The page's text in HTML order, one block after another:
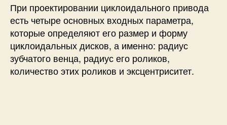
При проектировании циклоидального привода
есть четыре основных входных параметра,
которые определяют его размер и форму
циклоидальных дисков, а именно: радиус
зубчатого венца, радиус его роликов,
количество этих роликов и эксцентриситет.